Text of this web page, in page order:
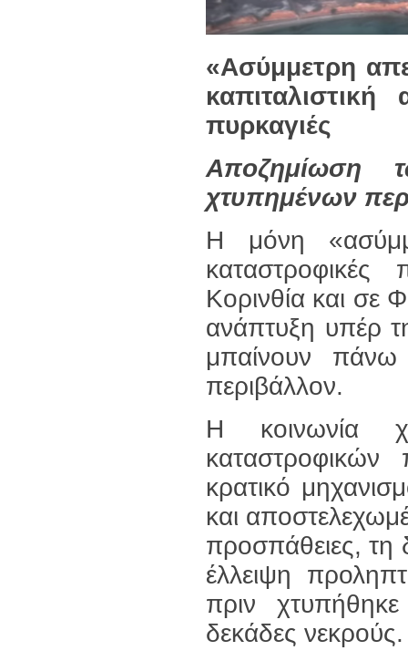
«Ασύμμετρη
πυρκαγιές
Αποζημίωση
χτυπημένων
Η μόνη
καταστροφικές
Κορινθία και σε
ανάπτυξη υπέρ
μπαίνουν
περιβάλλον.
Η κοινωνία
κρατικό
και
προσπάθειες, τη
έλλειψη
πριν
δεκάδες